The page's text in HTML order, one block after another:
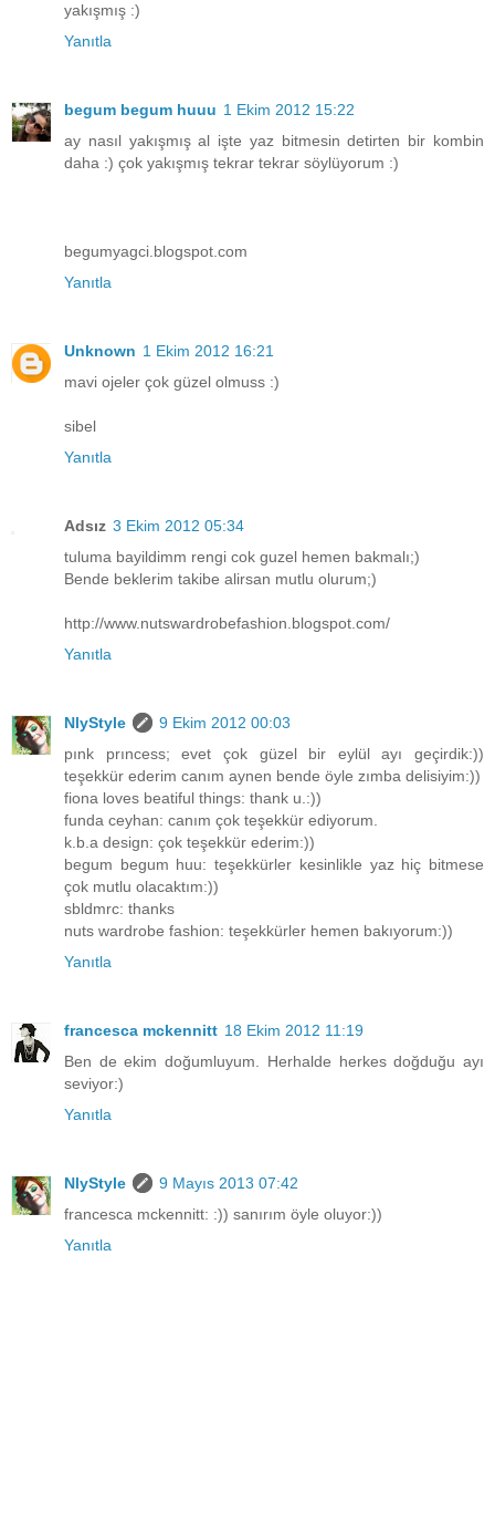
yakışmış :)
Yanıtla
begum begum huuu 1 Ekim 2012 15:22
ay nasıl yakışmış al işte yaz bitmesin detirten bir kombin
daha :) çok yakışmış tekrar tekrar söylüyorum :)
begumyagci.blogspot.com
Yanıtla
Unknown 1 Ekim 2012 16:21
mavi ojeler çok güzel olmuss :)
sibel
Yanıtla
Adsız 3 Ekim 2012 05:34
tuluma bayildimm rengi cok guzel hemen bakmalı;)
Bende beklerim takibe alirsan mutlu olurum;)
http://www.nutswardrobefashion.blogspot.com/
Yanıtla
NlyStyle
9 Ekim 2012 00:03
pınk prıncess; evet çok güzel bir eylül ayı geçirdik:))
teşekkür ederim canım aynen bende öyle zımba delisiyim:))
fiona loves beatiful things: thank u.:))
funda ceyhan: canım çok teşekkür ediyorum.
k.b.a design: çok teşekkür ederim:))
begum begum huu: teşekkürler kesinlikle yaz hiç bitmese
çok mutlu olacaktım:))
sbldmrc: thanks
nuts wardrobe fashion: teşekkürler hemen bakıyorum:))
Yanıtla
francesca mckennitt 18 Ekim 2012 11:19
Ben de ekim doğumluyum. Herhalde herkes doğduğu ayı
seviyor:)
Yanıtla
NlyStyle
9 Mayıs 2013 07:42
francesca mckennitt: :)) sanırım öyle oluyor:))
Yanıtla